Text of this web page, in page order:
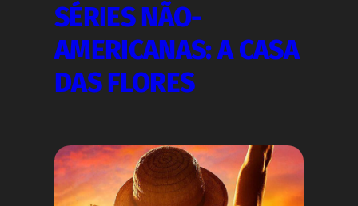
SÉRIES NÃO-
AMERICANAS: A CASA
DAS FLORES